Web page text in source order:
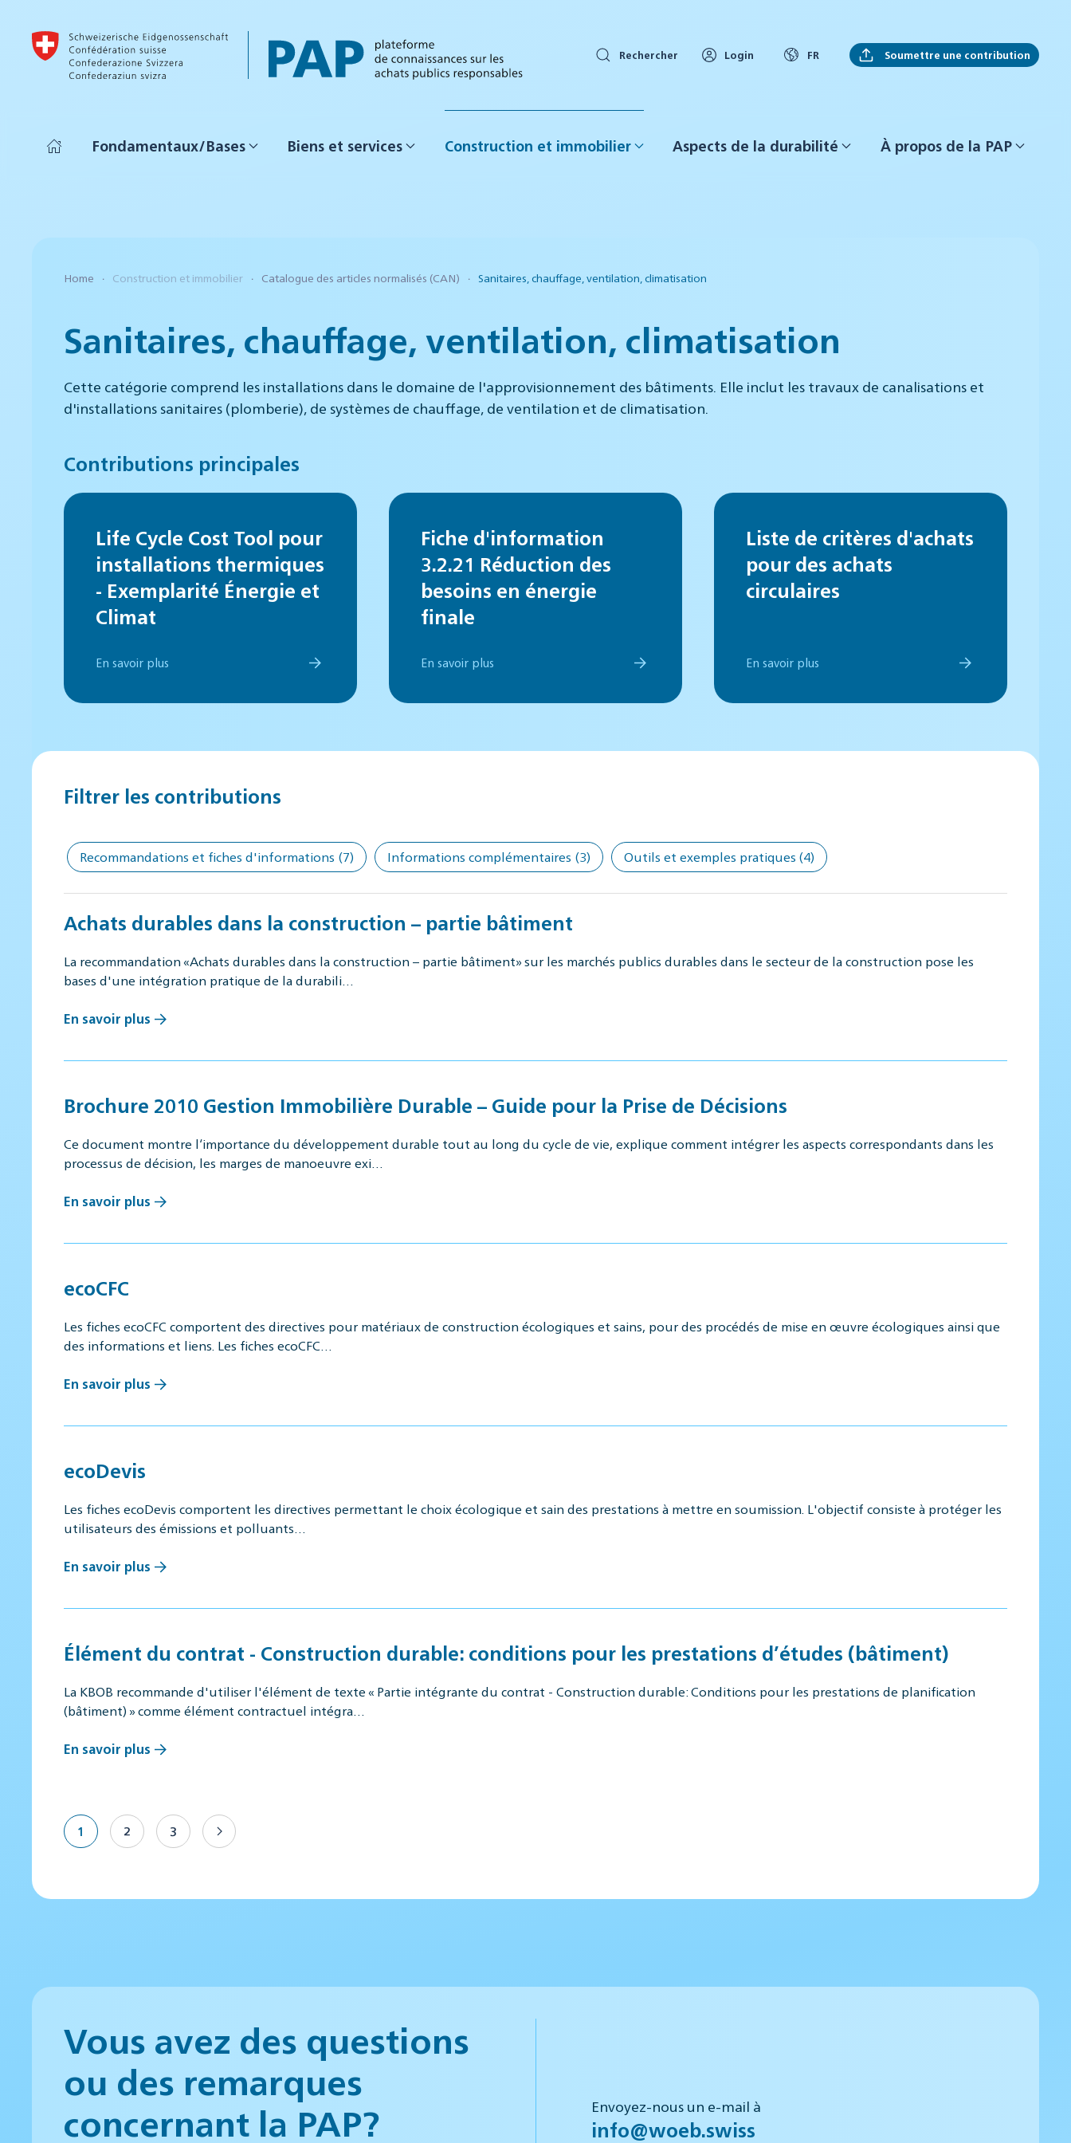
Accéder au contenu principal
Rechercher Login FR Soumettre une contribution
Fondamentaux/Bases Biens et services Construction et immobilier Aspects de la durabilité À propos de la PAP
Home Construction et immobilier Catalogue des articles normalisés (CAN) Sanitaires, chauffage, ventilation, climatisation
Sanitaires, chauffage, ventilation, climatisation
Cette catégorie comprend les installations dans le domaine de l'approvisionnement des bâtiments. Elle inclut les travaux de canalisations et
d'installations sanitaires (plomberie), de systèmes de chauffage, de ventilation et de climatisation.
Contributions principales
Life Cycle Cost Tool pour
installations thermiques
- Exemplarité Énergie et
Climat
En savoir plus
Fiche d'information
3.2.21 Réduction des
besoins en énergie
finale
En savoir plus
Liste de critères d'achats
pour des achats
circulaires
En savoir plus
Filtrer les contributions
Recommandations et fiches d'informations (7) Informations complémentaires (3) Outils et exemples pratiques (4)
Achats durables dans la construction – partie bâtiment
La recommandation «Achats durables dans la construction – partie bâtiment» sur les marchés publics durables dans le secteur de la construction pose les
bases d'une intégration pratique de la durabili…
En savoir plus
Brochure 2010 Gestion Immobilière Durable – Guide pour la Prise de Décisions
Ce document montre l‘importance du développement durable tout au long du cycle de vie, explique comment intégrer les aspects correspondants dans les
processus de décision, les marges de manoeuvre exi…
En savoir plus
ecoCFC
Les fiches ecoCFC comportent des directives pour matériaux de construction écologiques et sains, pour des procédés de mise en œuvre écologiques ainsi que
des informations et liens. Les fiches ecoCFC…
En savoir plus
ecoDevis
Les fiches ecoDevis comportent les directives permettant le choix écologique et sain des prestations à mettre en soumission. L'objectif consiste à protéger les
utilisateurs des émissions et polluants…
En savoir plus
Élément du contrat - Construction durable: conditions pour les prestations d’études (bâtiment)
La KBOB recommande d'utiliser l'élément de texte « Partie intégrante du contrat - Construction durable: Conditions pour les prestations de planification
(bâtiment) » comme élément contractuel intégra…
En savoir plus
1 2 3
Vous avez des questions
ou des remarques
concernant la PAP?
Envoyez-nous un e-mail à
info@woeb.swiss